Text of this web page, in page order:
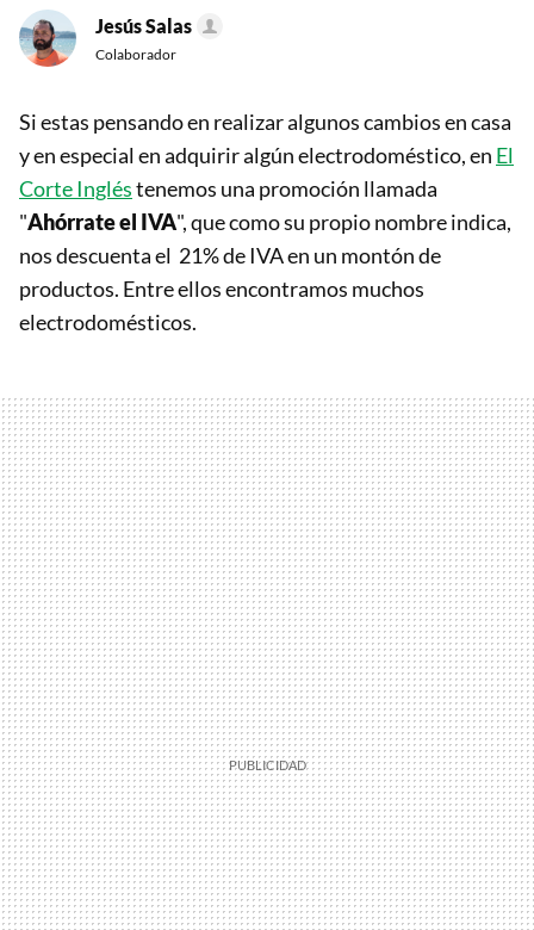
Jesús Salas
Colaborador
Si estas pensando en realizar algunos cambios en casa
y en especial en adquirir algún electrodoméstico, en El
Corte Ingléstenemos una promoción llamada
"Ahórrate el IVA", que como su propio nombre indica,
nos descuenta el 21% de IVA en un montón de
productos. Entre ellos encontramos muchos
electrodomésticos.